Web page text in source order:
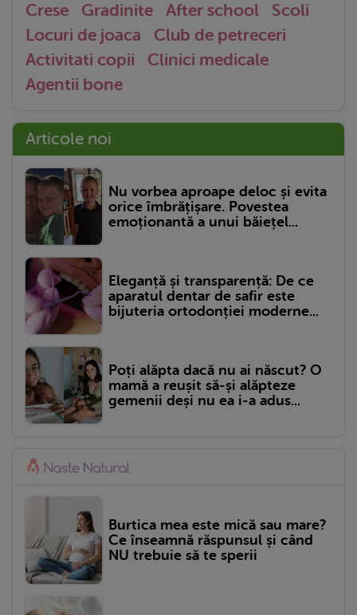
Crese Gradinite After school
Scoli
Locuri de joaca
Club de petreceri
Activitati copii
Clinici medicale
Agentii bone
Articole noi
Nu vorbea aproape deloc și evita
orice îmbrățișare. Povestea
emoționantă a unui băiețel...
Eleganță și transparență: De ce
aparatul dentar de safir este
bijuteria ortodonției moderne...
Poți alăpta dacă nu ai născut? O
mamă a reușit să-și alăpteze
gemenii deși nu ea i-a adus...
Burtica mea este mică sau mare?
Ce înseamnă răspunsul și când
NU trebuie să te sperii